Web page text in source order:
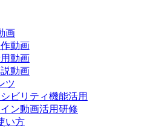
画
動画
動画
動画
ツ
ビリティ機能活用
ン動画活用研修
い方